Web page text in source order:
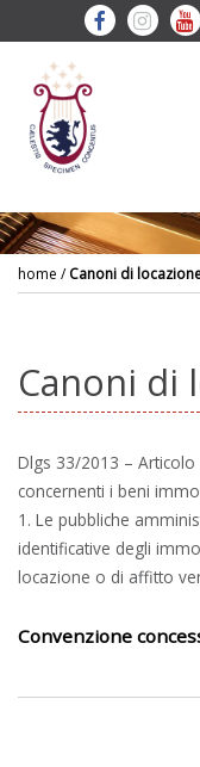
home /Canoni di
Canoni di
Dlgs 33/2013 – Articolo
concernenti i beni
1. Le pubbliche
identificative degli
locazione o di affitto
Convenzione